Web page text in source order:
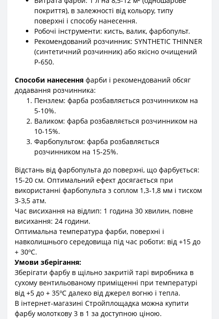
покриття), в залежності від кольору, типу
поверхні і способу нанесення.
Робочі інструменти: кисть, валик, фарбопульт.
Рекомендований розчинник: SYNTHETIC THINNER
(синтетичний розчинник) або якісно очищений
Р-650.
Способи нанесення фарби і рекомендований обсяг
додавання розчинника:
Пензлем: фарба розбавляється розчинником на
5-10%.
Валиком: фарба розбавляється розчинником на
10-15%.
Фарбопультом: фарба розбавляється
розчинником на 15-25%.
Відстань від фарбопульта до поверхні, що фарбується:
15-20 см. Оптимальний ефект досягається при
використанні фарбопульта з соплом 1,3-1,8 мм і тиском
3-3,5 атм.
Час висихання на відлип: 1 година 30 хвилин, повне
висихання: 24 години.
Оптимальна температура фарби, поверхні і
навколишнього середовища під час роботи: від +15 до
+ 30ºС.
Умови зберігання:
Зберігати фарбу в щільно закритій тарі виробника в
сухому вентильованому приміщенні при температурі
від +5 до + 35ºС далеко від джерел вогню і тепла.
В інтернет-магазині Стройплощадка можна купити
фарбу молоткову 3 в 1 за доступною ціною.